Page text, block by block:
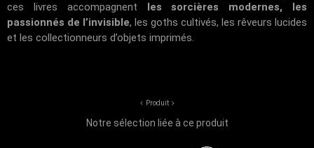
ces livres accompagnent les sorcières modernes, les
passionnés de l’invisible, les goths cultivés, les rêveurs lucides
et les collectionneurs d’objets imprimés.
Produit
Notre sélection liée à ce produit